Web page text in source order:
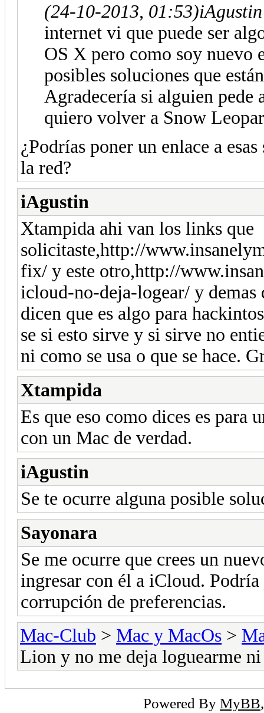
(24-10-2013, 01:53)
internet vi que puede ser
OS X pero como soy nuevo
posibles soluciones que
Agradecería si alguien pede
quiero volver a Snow
¿Podrías poner un enlace a
la red?
iAgustin
Xtampida ahi van los links que
solicitaste,http://
fix/ y este otro,http://
icloud-no-deja-logear/ y demas
dicen que es algo para
se si esto sirve y si sirve no
ni como se usa o que se hace.
Xtampida
Es que eso como dices es para
con un Mac de verdad.
iAgustin
Se te ocurre alguna posible
Sayonara
Se me ocurre que crees un
ingresar con él a iCloud.
corrupción de preferencias.
Mac-Club > Mac y MacOs >
Lion y no me deja loguearme
Powered By MyBB